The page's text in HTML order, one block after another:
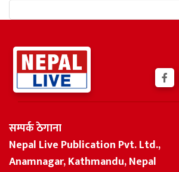
सम्पर्क ठेगाना
Nepal Live Publication Pvt. Ltd.,
Anamnagar, Kathmandu, Nepal